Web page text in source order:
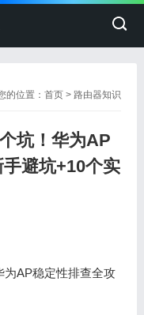
的位置：首页 > 路由器知识
坑！华为AP
避坑+10个实
为AP稳定性排查全攻